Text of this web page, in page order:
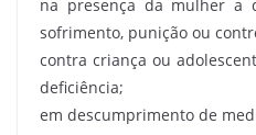
na presença da mulher a
sofrimento, punição ou
contra criança ou
deficiência;
em descumprimento de